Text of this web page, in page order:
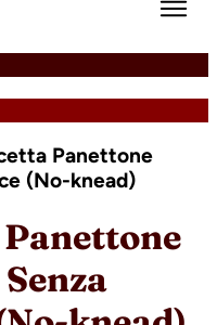
Panettone
(No-knead)